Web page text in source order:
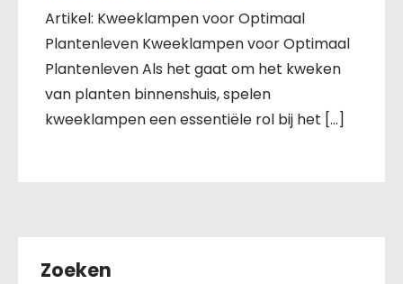
Artikel: Kweeklampen voor Optimaal
Plantenleven Kweeklampen voor Optimaal
Plantenleven Als het gaat om het kweken
van planten binnenshuis, spelen
kweeklampen een essentiële rol bij het […]
Zoeken